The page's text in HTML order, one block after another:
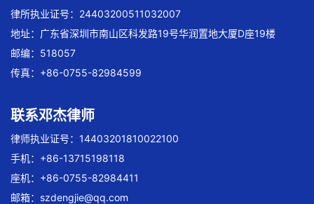
律所执业证号：24403200511032007
地址：广东省深圳市南山区科发路19号华润置地大厦D座19楼
邮编：518057
传真：+86-0755-82984599
联系邓杰律师
律师执业证号：14403201810022100
手机：+86-13715198118
座机：+86-0755-82984411
邮箱： szdengjie@qq.com